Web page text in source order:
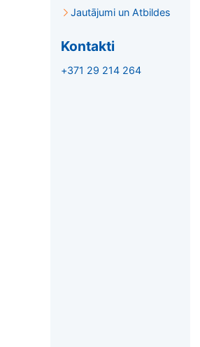
Jautājumi un Atbildes
Kontakti
+371 29 214 264